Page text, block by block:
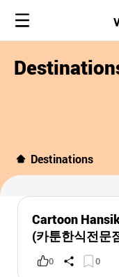
Destinations
Cartoon
(카툰한식전문
0 0